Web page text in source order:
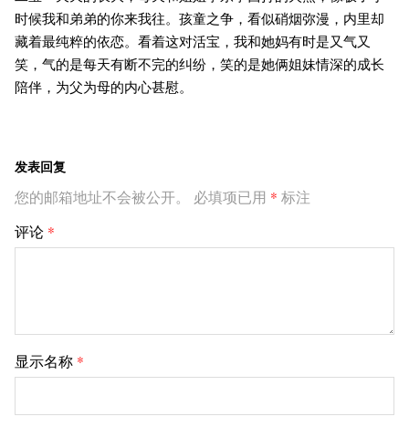
时候我和弟弟的你来我往。孩童之争，看似硝烟弥漫，内里却
藏着最纯粹的依恋。看着这对活宝，我和她妈有时是又气又
笑，气的是每天有断不完的纠纷，笑的是她俩姐妹情深的成长
陪伴，为父为母的内心甚慰。
发表回复
您的邮箱地址不会被公开。 必填项已用 * 标注
评论 *
显示名称 *